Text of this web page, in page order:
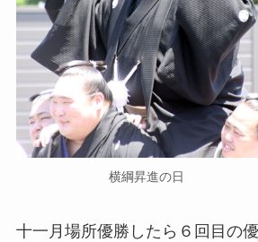
横綱昇進の日
十一月場所優勝したら６回目の